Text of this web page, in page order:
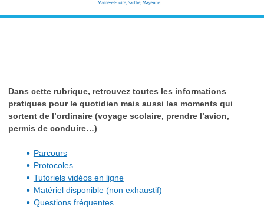
Liens utiles
Dans cette rubrique, retrouvez toutes les informations
pratiques pour le quotidien mais aussi les moments qui
sortent de l’ordinaire (voyage scolaire, prendre l’avion,
permis de conduire…)
Parcours
Protocoles
Tutoriels vidéos en ligne
Matériel disponible (non exhaustif)
Questions fréquentes